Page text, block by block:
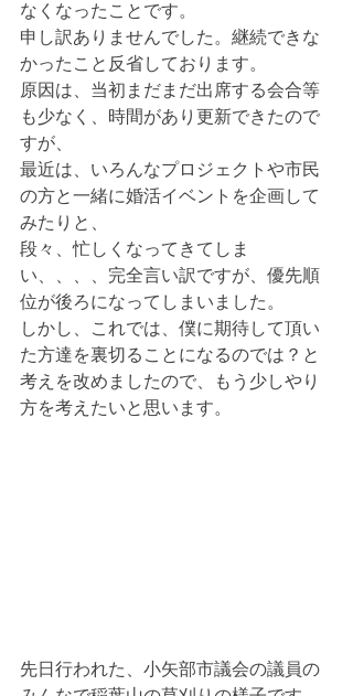
なくなったことです。
申し訳ありませんでした。継続できな
かったこと反省しております。
原因は、当初まだまだ出席する会合等
も少なく、時間があり更新できたので
すが、
最近は、いろんなプロジェクトや市民
の方と一緒に婚活イベントを企画して
みたりと、
段々、忙しくなってきてしま
い、、、、完全言い訳ですが、優先順
位が後ろになってしまいました。
しかし、これでは、僕に期待して頂い
た方達を裏切ることになるのでは？と
考えを改めましたので、もう少しやり
方を考えたいと思います。
先日行われた、小矢部市議会の議員の